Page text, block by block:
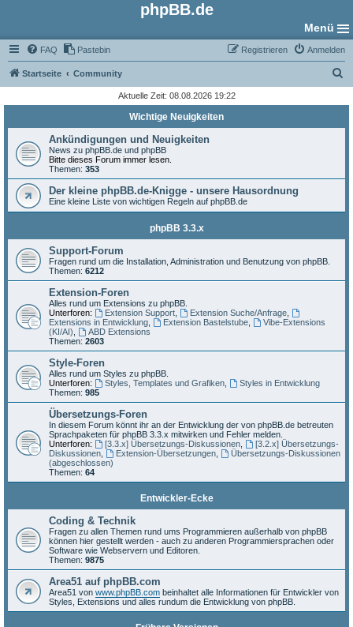
phpBB.de
Menü
FAQ Pastebin Anmelden
Registrieren
Startseite Community
h
Aktuelle Zeit: 08.08.2026 19:22
Wichtige Neuigkeiten
Ankündigungen und Neuigkeiten
News zu phpBB.de und phpBB
Bitte dieses Forum immer lesen.
Themen: 353
Der kleine phpBB.de-Knigge - unsere Hausordnung
Eine kleine Liste von wichtigen Regeln auf phpBB.de
phpBB 3.3.x
Support-Forum
Fragen rund um die Installation, Administration und Benutzung von phpBB.
Themen: 6212
Extension-Foren
Alles rund um Extensions zu phpBB.
Unterforen:
Extension Support, Extension Suche/Anfrage,
Extensions in Entwicklung
Extension Bastelstube,
Vibe-Extensions
(KI/AI)
ABD Extensions
Themen: 2603
Style-Foren
Alles rund um Styles zu phpBB.
Unterforen:
Styles, Templates und Grafiken,
Styles in Entwicklung
Themen: 985
Übersetzungs-Foren
In diesem Forum könnt ihr an der Entwicklung der von phpBB.de betreuten
Sprachpaketen für phpBB 3.3.x mitwirken und Fehler melden.
Unterforen:
[3.3.x] Übersetzungs-Diskussionen,
[3.2.x] Übersetzungs-
Diskussionen
Extension-Übersetzungen,
Übersetzungs-Diskussionen
(abgeschlossen)
Themen: 64
Entwickler-Ecke
Coding & Technik
Fragen zu allen Themen rund ums Programmieren außerhalb von phpBB
können hier gestellt werden - auch zu anderen Programmiersprachen oder
Software wie Webservern und Editoren.
Themen: 9875
Area51 auf phpBB.com
Area51 von www.phpBB.com beinhaltet alle Informationen für Entwickler von
Styles, Extensions und alles rundum die Entwicklung von phpBB.